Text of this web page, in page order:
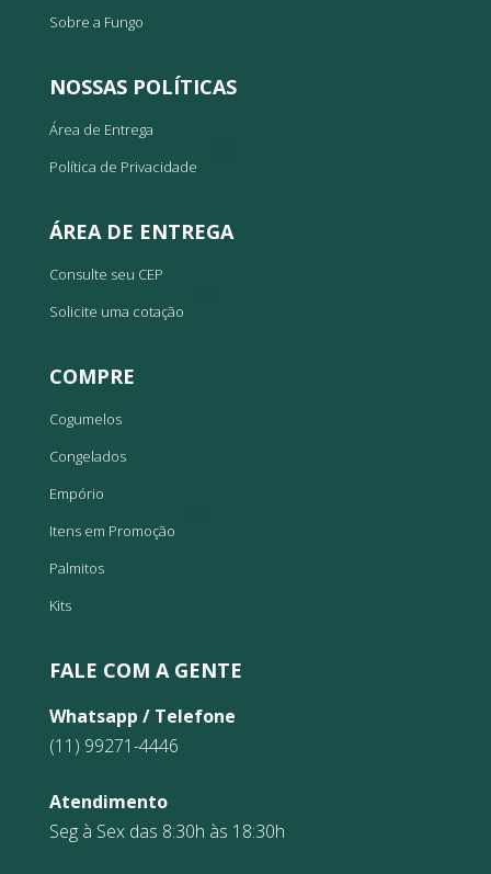
Sobre a Fungo
NOSSAS POLÍTICAS
Área de Entrega
Política de Privacidade
ÁREA DE ENTREGA
Consulte seu CEP
Solicite uma cotação
COMPRE
Cogumelos
Congelados
Empório
Itens em Promoção
Palmitos
Kits
FALE COM A GENTE
Whatsapp / Telefone
(11) 99271-4446
Atendimento
Seg à Sex das 8:30h às 18:30h